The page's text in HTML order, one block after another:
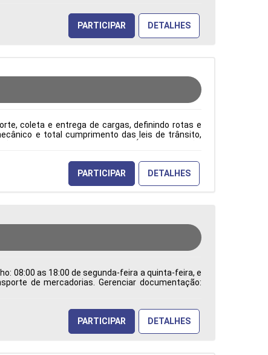
PARTICIPAR DETALHES
coleta e entrega de cargas, definindo rotas e
e total cumprimento das leis de trânsito,
PARTICIPAR DETALHES
08:00 as 18:00 de segunda-feira a quinta-feira, e
de mercadorias. Gerenciar documentação:
Atuação: Administração de Empresas Período:
PARTICIPAR DETALHES